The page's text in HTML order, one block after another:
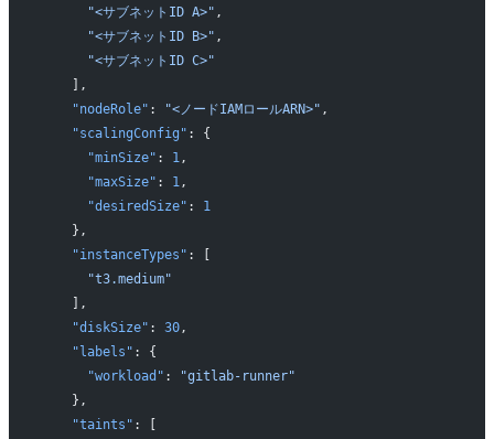
      "<サブネットID A>"
,
      "<サブネットID B>"
,
      "<サブネットID C>"
    ],
    "nodeRole"
: "<ノードIAMロールARN>" ,
    "scalingConfig"
: {
      "minSize"
: 1,
      "maxSize"
: 1,
      "desiredSize"
: 1
    },
    "instanceTypes"
: [
      "t3.medium"
    ],
    "diskSize"
: 30,
    "labels"
: {
      "workload"
:
"gitlab-runner"
    },
    "taints"
: [